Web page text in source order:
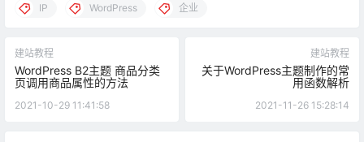
IP WordPress 企业
建站教程
WordPress B2主题 商品分类
页调用商品属性的方法
2021-10-29 11:41:58
建站教程
关于WordPress主题制作的常
用函数解析
2021-11-26 15:28:14